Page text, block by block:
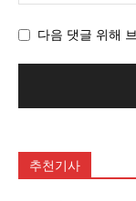
다음 댓글 위해
추천기사